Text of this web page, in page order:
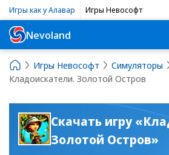
Игры как у Алавар Игры Невософт
Nevoland
Игры Невософт
Симуляторы
Кладоискатели. Золотой Остров
Скачать игру
Золотой Остров»